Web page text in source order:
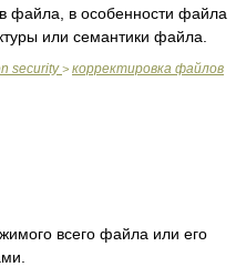
файла, в особенности файла
или семантики файла.
security> корректировка файлов
всего файла или его